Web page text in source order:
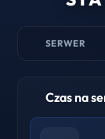
SERWER
Czas na